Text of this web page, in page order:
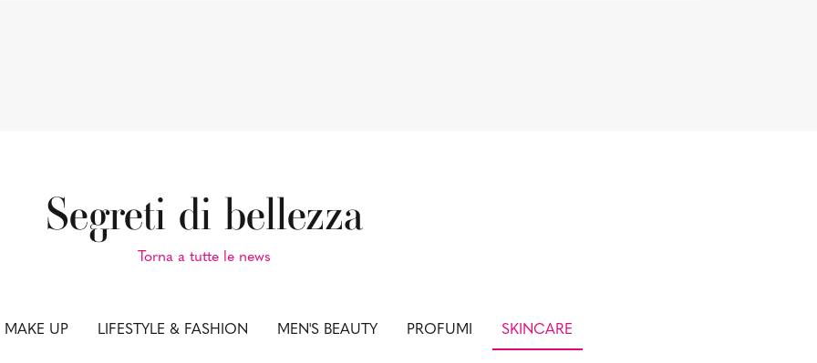
Segreti di bellezza
Torna a tutte le news
MAKE UP LIFESTYLE & FASHION MEN'S BEAUTY PROFUMI SKINCARE